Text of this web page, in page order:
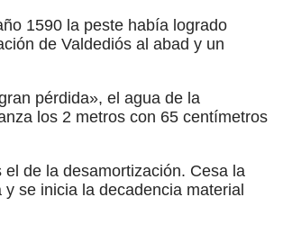
1590 la peste había logrado
de Valdediós al abad y un
pérdida», el agua de la
los 2 metros con 65 centímetros
el de la desamortización. Cesa la
y se inicia la decadencia material